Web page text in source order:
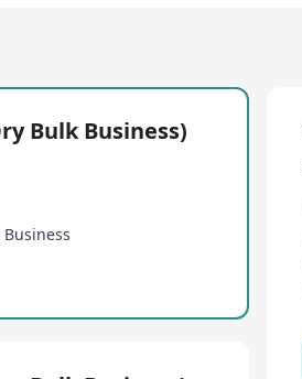
Bulk Business)